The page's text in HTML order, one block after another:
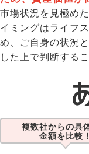
市場状況を見極め
イミングはライフ
め、ご自身の状況
した上で判断する
複数社からの具
金額を比較！